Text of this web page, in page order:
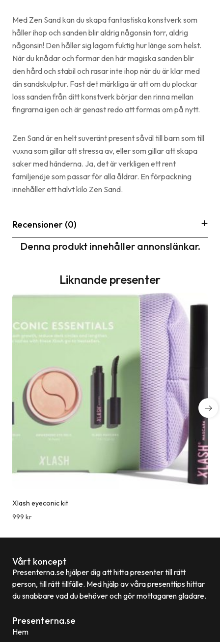
Med Zen Sand kan du skapa fantastiska konstverk som
håller ihop och sanden blir aldrig någonsin torr, aldrig
någonsin! Den håller sig lagom fuktig hur länge som helst.
När du knådar och formar den här magiska sanden blir
den hård och stabil och rasar inte ihop när du är klar med
din sandskulptur. Fast det märkliga är att om du plockar
loss sanden från ditt konstverk börjar den rinna mellan
fingrarna igen och är genast redo att formas om på nytt.
Zen Sand är en helt suveränt present såväl till barn som till
vuxna som gillar att stressa av, eller som gillar att skapa
saker med händerna. Ja, det är verkligen ett rent
familjenöje som passar för alla åldrar. En förpackning
innehåller ett halvt kilo Zen Sand.
Recensioner (0)
Denna produkt innehåller annonslänkar.
Liknande presenter
Xlash eyeconic kit
999 kr
Vårt koncept
Presenterna.se hjälper dig att hitta presenter till rätt
person, till rätt tillfälle. Med hjälp av våra presenttips hittar
du snabbare vad du behöver och gör mottagaren gladare.
Presenterna.se
Hem